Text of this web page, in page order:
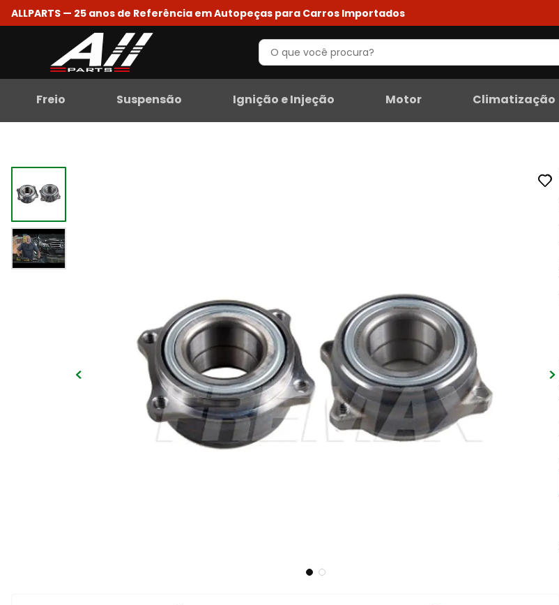
ALLPARTS — 25 anos de Referência em Autopeças para Carros Importados
Freio Suspensão Ignição e Injeção Motor Climatização